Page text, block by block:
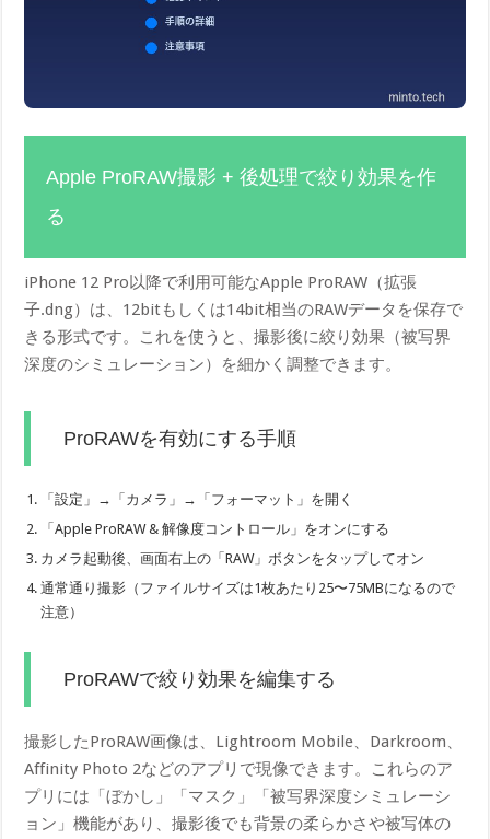
Apple ProRAW撮影 + 後処理で絞り効果を作
る
iPhone 12 Pro以降で利用可能なApple ProRAW（拡張
子.dng）は、12bitもしくは14bit相当のRAWデータを保存で
きる形式です。これを使うと、撮影後に絞り効果（被写界
深度のシミュレーション）を細かく調整できます。
ProRAWを有効にする手順
「設定」→「カメラ」→「フォーマット」を開く
「Apple ProRAW & 解像度コントロール」をオンにする
カメラ起動後、画面右上の「RAW」ボタンをタップしてオン
通常通り撮影（ファイルサイズは1枚あたり25〜75MBになるので
注意）
ProRAWで絞り効果を編集する
撮影したProRAW画像は、Lightroom Mobile、Darkroom、
Affinity Photo 2などのアプリで現像できます。これらのア
プリには「ぼかし」「マスク」「被写界深度シミュレーシ
ョン」機能があり、撮影後でも背景の柔らかさや被写体の